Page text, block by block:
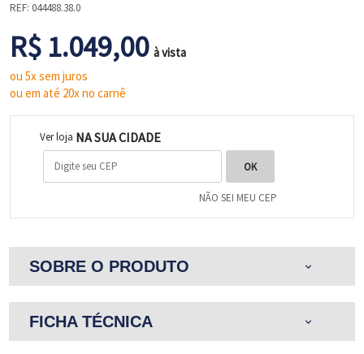
REF: 044488.38.0
R$ 1.049,00à vista
ou 5x sem juros
ou em até 20x no carnê
Ver loja NA SUA CIDADE
NÃO SEI MEU CEP
SOBRE O PRODUTO expand_more
FICHA TÉCNICA expand_more